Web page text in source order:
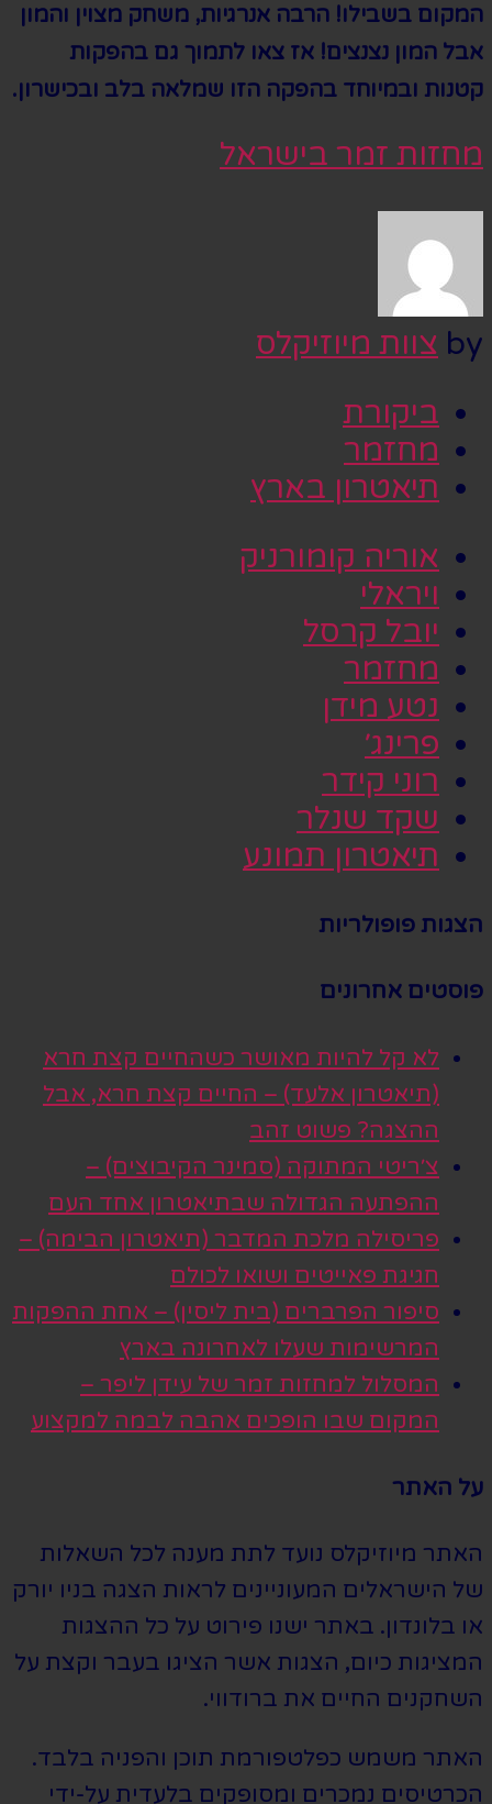
המקום בשבילו! הרבה אנרגיות, משחק מצוין והמון
אבל המון נצנצים! אז צאו לתמוך גם בהפקות
קטנות ובמיוחד בהפקה הזו שמלאה בלב ובכישרון.
מחזות זמר בישראל
by צוות מיוזיקלס
ביקורת
מחזמר
תיאטרון בארץ
אוריה קומורניק
ויראלי
יובל קרסל
מחזמר
נטע מידן
פרינג׳
רוני קידר
שקד שנלר
תיאטרון תמונע
הצגות פופולריות
פוסטים אחרונים
לא קל להיות מאושר כשהחיים קצת חרא
(תיאטרון אלעד) – החיים קצת חרא, אבל
ההצגה? פשוט זהב
צ׳ריטי המתוקה (סמינר הקיבוצים) –
ההפתעה הגדולה שבתיאטרון אחד העם
פריסילה מלכת המדבר (תיאטרון הבימה) –
חגיגת פאייטים ושואו לכולם
סיפור הפרברים (בית ליסין) – אחת ההפקות
המרשימות שעלו לאחרונה בארץ
המסלול למחזות זמר של עידן ליפר –
המקום שבו הופכים אהבה לבמה למקצוע
על האתר
האתר מיוזיקלס נועד לתת מענה לכל השאלות
של הישראלים המעוניינים לראות הצגה בניו יורק
או בלונדון. באתר ישנו פירוט על כל ההצגות
המציגות כיום, הצגות אשר הציגו בעבר וקצת על
השחקנים החיים את ברודווי.
האתר משמש כפלטפורמת תוכן והפניה בלבד.
הכרטיסים נמכרים ומסופקים בלעדית על-ידי